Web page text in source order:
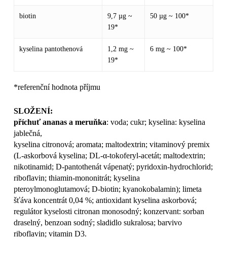
biotin
9,7 µg ~
19*
50 µg ~ 100*
kyselina pantothenová
1,2 mg ~
19*
6 mg ~ 100*
*referenční hodnota příjmu
SLOŽENÍ:
příchuť ananas a meruňka: voda; cukr; kyselina: kyselina
jablečná,
kyselina citronová; aromata; maltodextrin; vitaminový premix
(L-askorbová kyselina; DL-α-tokoferyl-acetát; maltodextrin;
nikotinamid; D-pantothenát vápenatý; pyridoxin-hydrochlorid;
riboflavin; thiamin-mononitrát; kyselina
pteroylmonoglutamová; D-biotin; kyanokobalamin); limeta
šťáva koncentrát 0,04 %; antioxidant kyselina askorbová;
regulátor kyselosti citronan monosodný; konzervant: sorban
draselný, benzoan sodný; sladidlo sukralosa; barvivo
riboflavin; vitamin D3.